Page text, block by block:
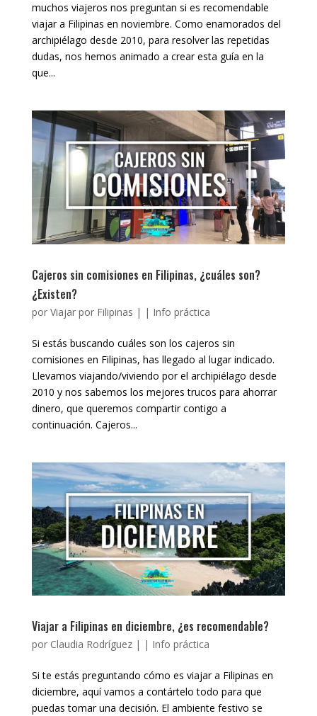
muchos viajeros nos preguntan si es recomendable
viajar a Filipinas en noviembre. Como enamorados del
archipiélago desde 2010, para resolver las repetidas
dudas, nos hemos animado a crear esta guía en la
que...
Cajeros sin comisiones en Filipinas, ¿cuáles son?
¿Existen?
por Viajar por Filipinas | | Info práctica
Si estás buscando cuáles son los cajeros sin
comisiones en Filipinas, has llegado al lugar indicado.
Llevamos viajando/viviendo por el archipiélago desde
2010 y nos sabemos los mejores trucos para ahorrar
dinero, que queremos compartir contigo a
continuación. Cajeros...
Viajar a Filipinas en diciembre, ¿es recomendable?
por Claudia Rodríguez| | Info práctica
Si te estás preguntando cómo es viajar a Filipinas en
diciembre, aquí vamos a contártelo todo para que
puedas tomar una decisión. El ambiente festivo se